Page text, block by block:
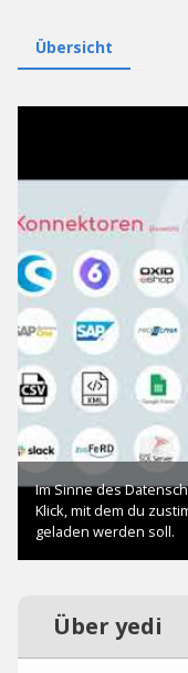
Übersicht
Über yedi